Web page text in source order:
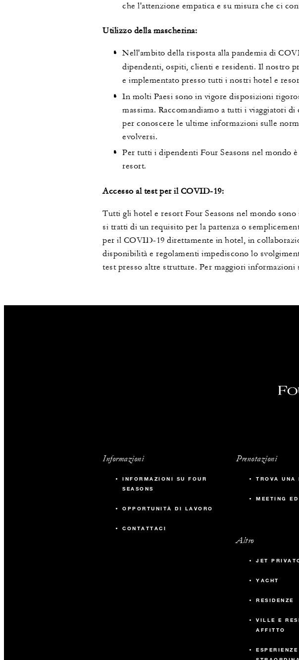
che l'attenzione empatica e su misura che ci
Utilizzo della mascherina:
Nell'ambito della risposta alla pandemia di
dipendenti, ospiti, clienti e residenti. Il nostro
e implementato presso tutti i nostri hotel e
In molti Paesi sono in vigore disposizioni
massima. Raccomandiamo a tutti i viaggiatori
per conoscere le ultime informazioni sulle
evolversi.
Per tutti i dipendenti Four Seasons nel mondo
resort.
Accesso al test per il COVID-19:
Tutti gli hotel e resort Four Seasons nel mondo
si tratti di un requisito per la partenza o
per il COVID-19 direttamente in hotel, in
disponibilità e regolamenti impediscono lo
test presso altre strutture. Per maggiori
Informazioni
INFORMAZIONI SU FOUR
SEASONS
OPPORTUNITÀ DI LAVORO
CONTATTACI
Prenotazioni
TROVA UNA
MEETING
Altro
JET
YACHT
RESIDENZE
VILLE E
AFFITTO
ESPERIENZE